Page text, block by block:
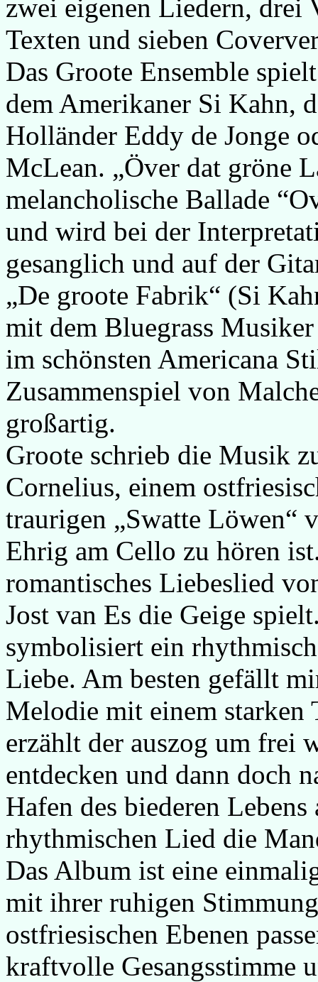
zwei eigenen Liedern, drei
Texten und sieben
Das Groote Ensemble
dem Amerikaner Si Kahn,
Holländer Eddy de Jonge
McLean. „Över dat gröne
melancholische Ballade
und wird bei der
gesanglich und auf der
„De groote Fabrik“ (Si
mit dem Bluegrass
im schönsten Americana
Zusammenspiel von
großartig.
Groote schrieb die Musik
Cornelius, einem
traurigen „Swatte Löwen“
Ehrig am Cello zu hören
romantisches Liebeslied
Jost van Es die Geige
symbolisiert ein
Liebe. Am besten gefällt
Melodie mit einem starken
erzählt der auszog um frei
entdecken und dann doch
Hafen des biederen
rhythmischen Lied die
Das Album ist eine
mit ihrer ruhigen
ostfriesischen Ebenen
kraftvolle Gesangsstimme